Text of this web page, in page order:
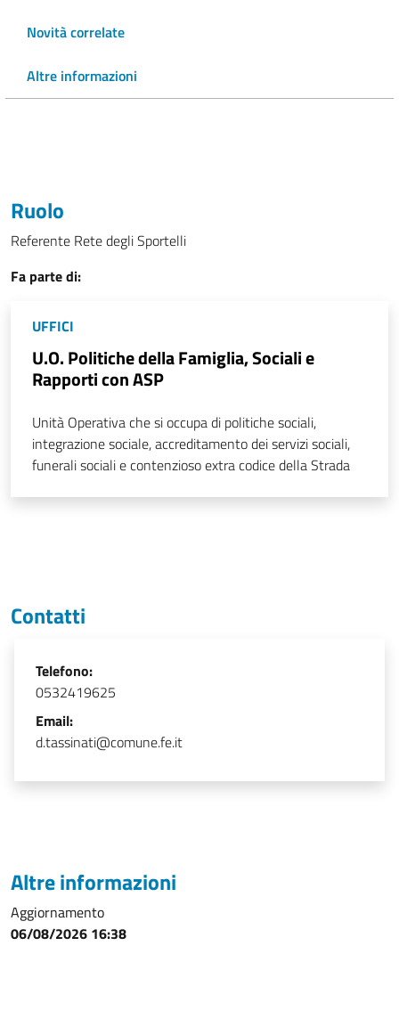
Novità correlate
Altre informazioni
Ruolo
Referente Rete degli Sportelli
Fa parte di:
UFFICI
U.O. Politiche della Famiglia, Sociali e
Rapporti con ASP
Unità Operativa che si occupa di politiche sociali,
integrazione sociale, accreditamento dei servizi sociali,
funerali sociali e contenzioso extra codice della Strada
Contatti
Telefono:
0532419625
Email:
d.tassinati@comune.fe.it
Altre informazioni
Aggiornamento
06/08/2026 16:38